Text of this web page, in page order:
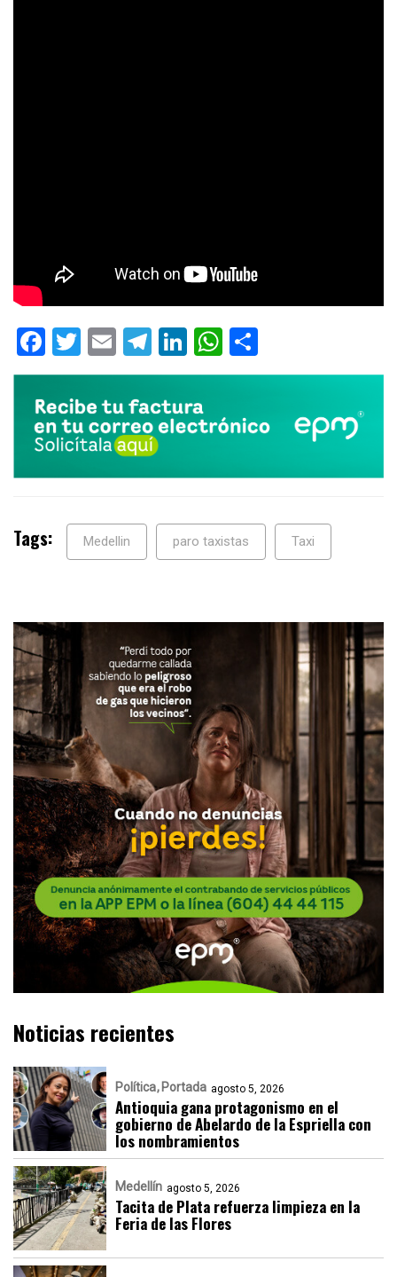
Facebook
Twitter
EmailTelegram
LinkedIn
WhatsApp
Tags: Medellin paro taxistas Taxi
Noticias recientes
Política Portada agosto 5, 2026
Antioquia gana protagonismo en el
gobierno de Abelardo de la Espriella con
los nombramientos
Medellín agosto 5, 2026
Tacita de Plata refuerza limpieza en la
Feria de las Flores